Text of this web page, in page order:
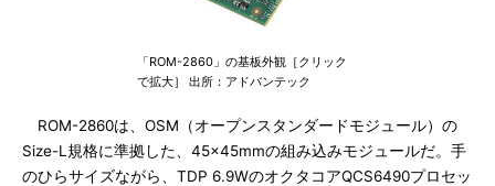
「ROM-2860」の基板外観［クリック
で拡大］ 出所：アドバンテック
ROM-2860は、OSM（オープンスタンダードモジュール）の
Size-L規格に準拠した、45×45mmの組み込みモジュールだ。手
のひらサイズながら、TDP 6.9WのオクタコアQCS6490プロセッ